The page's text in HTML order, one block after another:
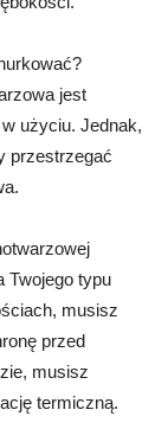
jest
użyciu. Jednak,
przestrzegać
Twojego typu
musisz
przed
musisz
termiczną.